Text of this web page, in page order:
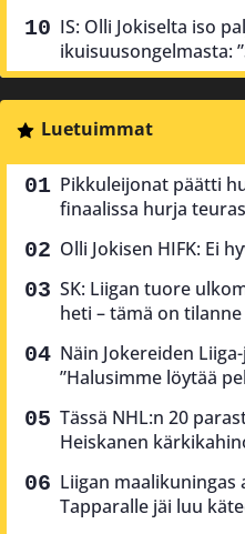
IS: Olli Jokiselta iso
ikuisuusongelmasta:
Luetuimmat
Pikkuleijonat päätti
finaalissa hurja
Olli Jokisen HIFK: Ei
SK: Liigan tuore
heti – tämä on
Näin Jokereiden
”Halusimme löytää
Tässä NHL:n 20
Heiskanen
Liigan
Tapparalle jäi luu